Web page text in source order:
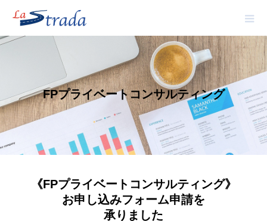
FPプライベートコンサルティング
《FPプライベートコンサルティング》
お申し込みフォーム申請を
承りました